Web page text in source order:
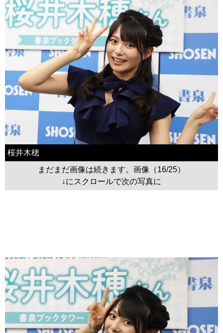
桜井木穂
まだまだ画像は続きます。画像（16/25）
↓にスクロールで次の写真に